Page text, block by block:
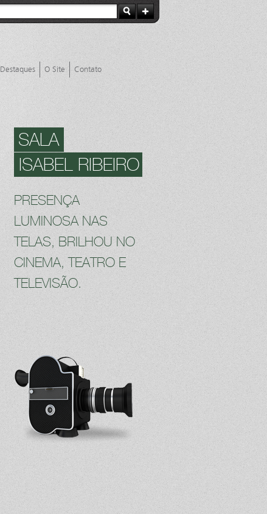
Destaques O Site Contato
SALA
ISABEL RIBEIRO
PRESENÇA
LUMINOSA NAS
TELAS, BRILHOU NO
CINEMA, TEATRO E
TELEVISÃO.